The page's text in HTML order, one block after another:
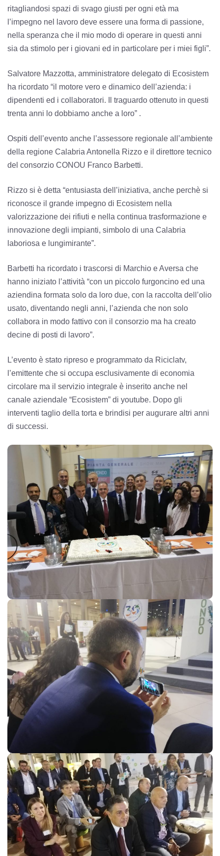
ritagliandosi spazi di svago giusti per ogni età ma
l’impegno nel lavoro deve essere una forma di passione,
nella speranza che il mio modo di operare in questi anni
sia da stimolo per i giovani ed in particolare per i miei figli”.
Salvatore Mazzotta, amministratore delegato di Ecosistem
ha ricordato “il motore vero e dinamico dell’azienda: i
dipendenti ed i collaboratori. Il traguardo ottenuto in questi
trenta anni lo dobbiamo anche a loro” .
Ospiti dell’evento anche l’assessore regionale all’ambiente
della regione Calabria Antonella Rizzo e il direttore tecnico
del consorzio CONOU Franco Barbetti.
Rizzo si è detta “entusiasta dell’iniziativa, anche perchè si
riconosce il grande impegno di Ecosistem nella
valorizzazione dei rifiuti e nella continua trasformazione e
innovazione degli impianti, simbolo di una Calabria
laboriosa e lungimirante”.
Barbetti ha ricordato i trascorsi di Marchio e Aversa che
hanno iniziato l’attività “con un piccolo furgoncino ed una
aziendina formata solo da loro due, con la raccolta dell’olio
usato, diventando negli anni, l’azienda che non solo
collabora in modo fattivo con il consorzio ma ha creato
decine di posti di lavoro”.
L’evento è stato ripreso e programmato da Riciclatv,
l’emittente che si occupa esclusivamente di economia
circolare ma il servizio integrale è inserito anche nel
canale aziendale “Ecosistem” di youtube. Dopo gli
interventi taglio della torta e brindisi per augurare altri anni
di successi.